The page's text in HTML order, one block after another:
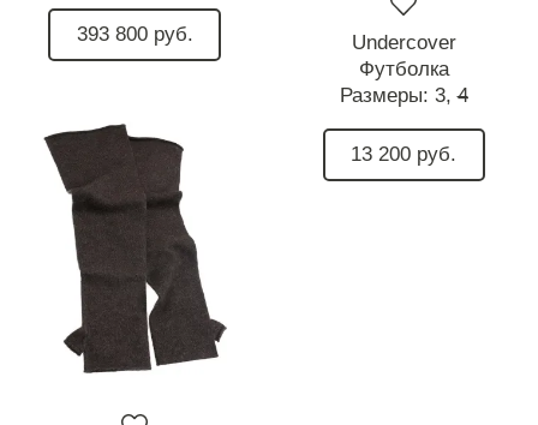
393 800 руб.
Undercover
Футболка
Размеры: 3, 4
13 200 руб.